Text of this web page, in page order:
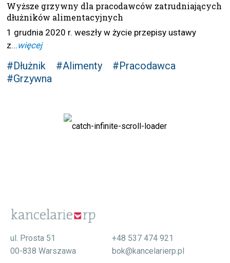
Wyższe grzywny dla pracodawców zatrudniających
dłużników alimentacyjnych
1 grudnia 2020 r. weszły w życie przepisy ustawy
z...więcej
#Dłużnik #Alimenty
#Pracodawca
#Grzywna